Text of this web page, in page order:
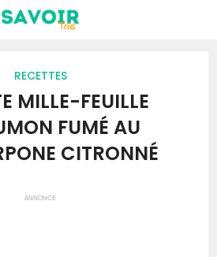
RECETTES
MILLE-FEUILLE
FUMÉ AU
CITRONNÉ
ANNONCE